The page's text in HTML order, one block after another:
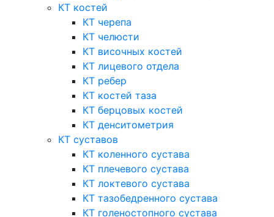
КТ костей
КТ черепа
КТ челюсти
КТ височных костей
КТ лицевого отдела
КТ ребер
КТ костей таза
КТ берцовых костей
КТ денситометрия
КТ суставов
КТ коленного сустава
КТ плечевого сустава
КТ локтевого сустава
КТ тазобедренного сустава
КТ голеностопного сустава